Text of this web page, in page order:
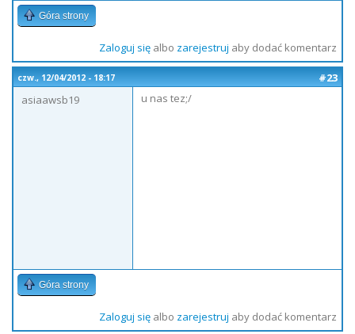
Góra strony
Zaloguj sięalbo zarejestruj aby dodać komentarz
czw., 12/04/2012 - 18:17
#23
asiaawsb19
u nas tez;/
Góra strony
Zaloguj sięalbo zarejestruj aby dodać komentarz